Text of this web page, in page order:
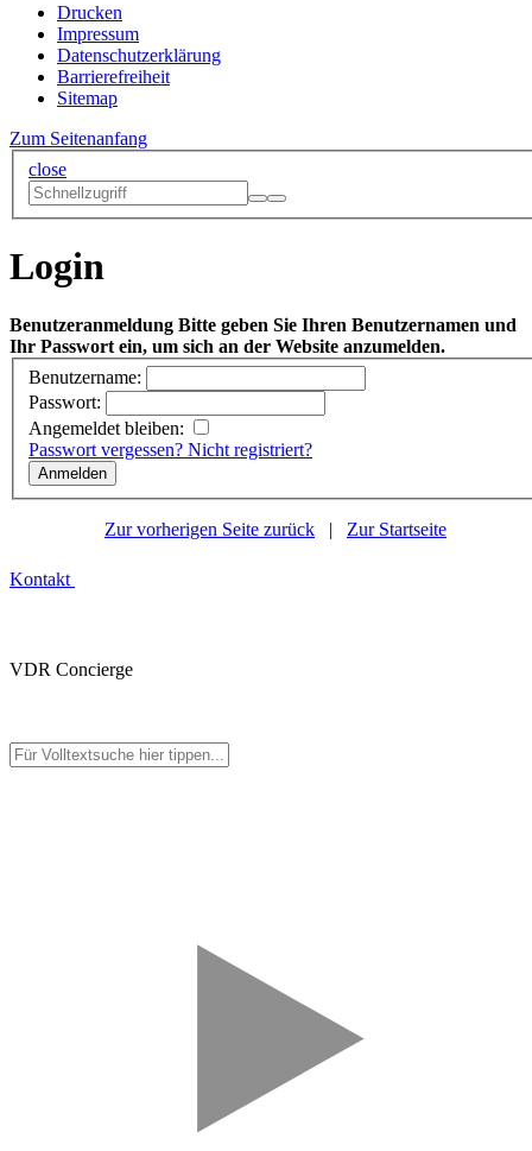
Drucken
Impressum
Datenschutzerklärung
Barrierefreiheit
Sitemap
Zum Seitenanfang
close
Login
Benutzeranmeldung Bitte geben Sie Ihren Benutzernamen und
Ihr Passwort ein, um sich an der Website anzumelden.
Benutzername:
Passwort:
Angemeldet bleiben:
Passwort vergessen? Nicht registriert?
Zur vorherigen Seite zurück | Zur Startseite
Kontakt
VDR Concierge